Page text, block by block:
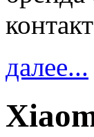
далее...